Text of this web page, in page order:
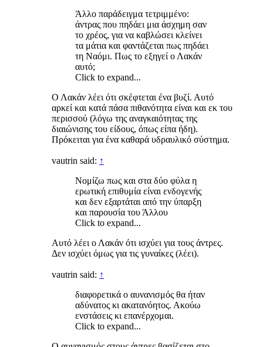
Άλλο παράδειγμα τετριμμένο:
άντρας που πηδάει μια άσχημη σαν
το χρέος, για να καβλώσει κλείνει
τα μάτια και φαντάζεται πως πηδάει
τη Ναόμι. Πως το εξηγεί ο Λακάν
αυτό;
Click to expand...
Ο Λακάν λέει ότι σκέφτεται ένα βυζί. Αυτό
αρκεί και κατά πάσα πιθανότητα είναι και εκ του
περισσού (λόγω της αναγκαιότητας της
διαιώνισης του είδους, όπως είπα ήδη).
Πρόκειται για ένα καθαρά υδραυλικό σύστημα.
vautrin said: ↑
Νομίζω πως και στα δύο φύλα η
ερωτική επιθυμία είναι ενδογενής
και δεν εξαρτάται από την ύπαρξη
και παρουσία του Άλλου
Click to expand...
Αυτό λέει ο Λακάν ότι ισχύει για τους άντρες.
Δεν ισχύει όμως για τις γυναίκες (λέει).
vautrin said: ↑
διαφορετικά ο αυνανισμός θα ήταν
αδύνατος κι ακατανόητος. Ακούω
ενστάσεις κι επανέρχομαι.
Click to expand...